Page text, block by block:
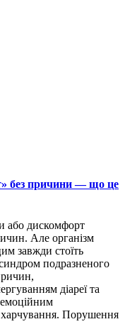
без причини — що це
або дискомфорт
Але організм
завжди стоїть
подразненого
діареї та
емоційним
Порушення